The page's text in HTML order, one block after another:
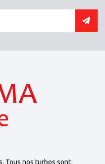
Tous nos turbos sont